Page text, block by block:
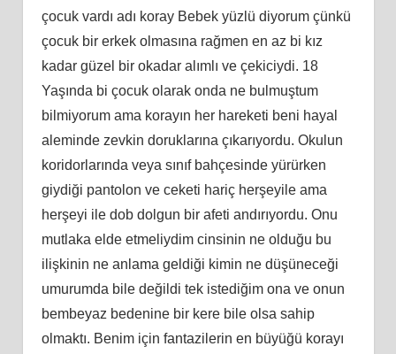
çocuk vardı adı koray Bebek yüzlü diyorum çünkü
çocuk bir erkek olmasına rağmen en az bi kız
kadar güzel bir okadar alımlı ve çekiciydi. 18
Yaşında bi çocuk olarak onda ne bulmuştum
bilmiyorum ama korayın her hareketi beni hayal
aleminde zevkin doruklarına çıkarıyordu. Okulun
koridorlarında veya sınıf bahçesinde yürürken
giydiği pantolon ve ceketi hariç herşeyile ama
herşeyi ile dob dolgun bir afeti andırıyordu. Onu
mutlaka elde etmeliydim cinsinin ne olduğu bu
ilişkinin ne anlama geldiği kimin ne düşüneceği
umurumda bile değildi tek istediğim ona ve onun
bembeyaz bedenine bir kere bile olsa sahip
olmaktı. Benim için fantazilerin en büyüğü korayı